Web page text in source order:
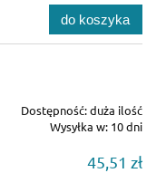
do koszyka
Dostępność:duża ilość
Wysyłka w: 10 dni
45,51 zł